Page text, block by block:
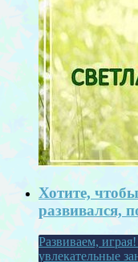
Хотите,
развивался,
Развиваем,
увлекательные